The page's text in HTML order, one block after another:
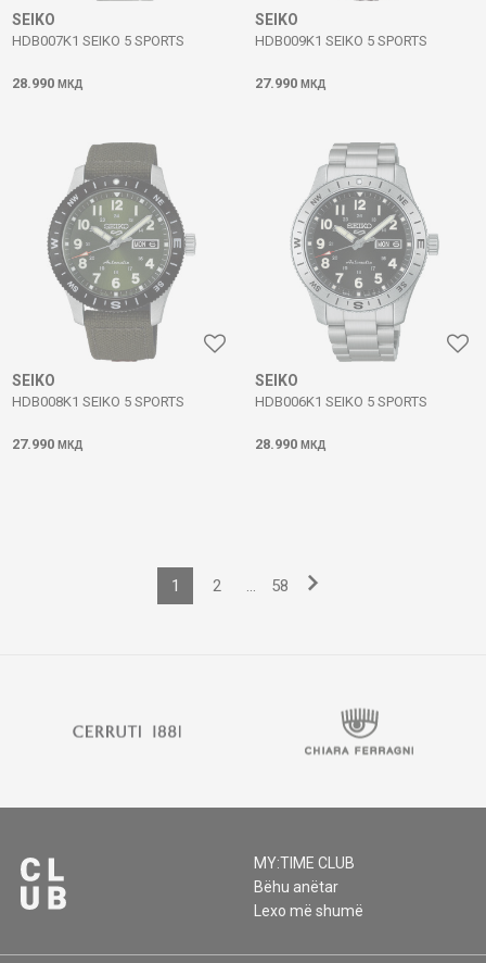
SEIKO
HDB007K1 SEIKO 5 SPORTS
28.990 МКД
SEIKO
HDB009K1 SEIKO 5 SPORTS
27.990 МКД
SEIKO
HDB008K1 SEIKO 5 SPORTS
27.990 МКД
SEIKO
HDB006K1 SEIKO 5 SPORTS
28.990 МКД
1 2 ... 58
MY:TIME CLUB
Bëhu anëtar
Lexo më shumë